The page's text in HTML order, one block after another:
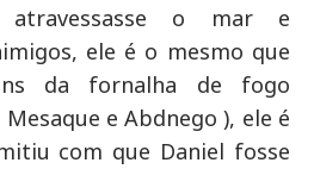
o mar e
ele é o mesmo que
da fornalha de fogo
e Abdnego ), ele é
com que Daniel fosse